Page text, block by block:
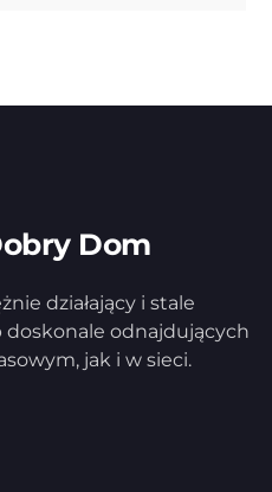
Dom
działający i stale
doskonale odnajdujących
jak i w sieci.